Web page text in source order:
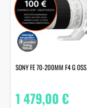
SONY FE 70-200MM F4 G OSS
1 479,00€